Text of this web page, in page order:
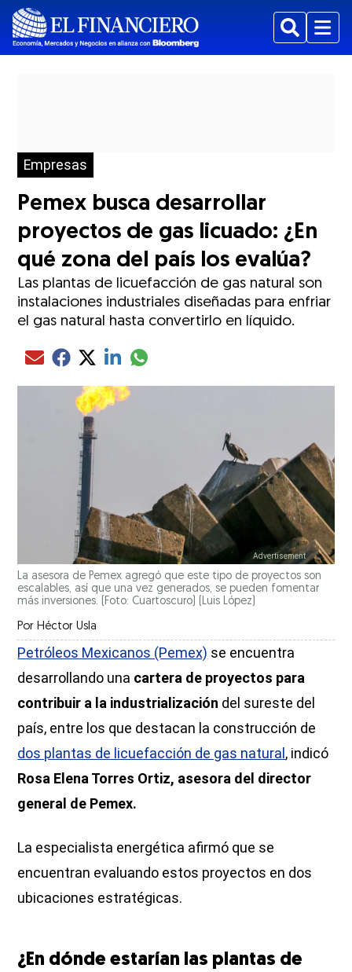
BuscarMenu
Empresas
Pemex busca desarrollar
proyectos de gas licuado: ¿En
qué zona del país los evalúa?
Las plantas de licuefacción de gas natural son
instalaciones industriales diseñadas para enfriar
el gas natural hasta convertirlo en líquido.
Compartir el artículo actual mediante Email
Compartir el artículo actual mediante Facebook
Compartir el artículo actual mediante Twitter
Compartir el artículo actual mediante LinkedIn
Compartir el artículo actual mediante
La asesora de Pemex agregó que este tipo de proyectos son
escalables, así que una vez generados, se pueden fomentar
más inversiones. (Foto: Cuartoscuro)
(Luis López)
Por Héctor Usla
Petróleos Mexicanos (Pemex) se encuentra
desarrollando una cartera de proyectos para
contribuir a la industrialización del sureste del
país, entre los que destacan la construcción de
dos plantas de licuefacción de gas natural, indicó
Rosa Elena Torres Ortiz, asesora del director
general de Pemex.
La especialista energética afirmó que se
encuentran evaluando estos proyectos en dos
ubicaciones estratégicas.
¿En dónde estarían las plantas de